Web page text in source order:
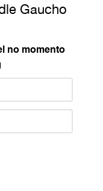
Gaucho
no momento